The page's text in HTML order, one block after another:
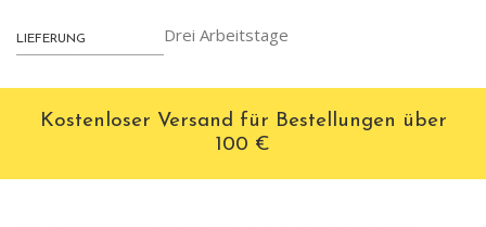
LIEFERUNG Drei Arbeitstage
Kostenloser Versand für Bestellungen über
100 €